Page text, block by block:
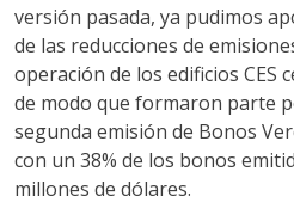
versión pasada, ya pudimos
de las reducciones de
operación de los edificios CES
de modo que formaron parte
segunda emisión de Bonos
con un 38% de los bonos
millones de dólares.